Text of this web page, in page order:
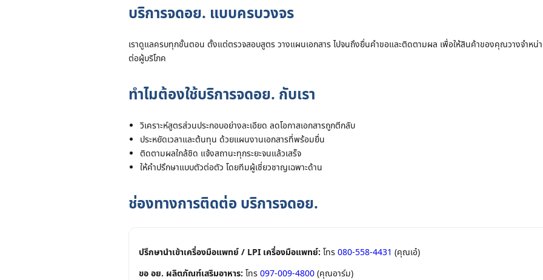
บริการจดอย. แบบครบวงจร
เราดูแลครบทุกขั้นตอน ตั้งแต่ตรวจสอบสูตร วางแผนเอกสาร ไปจนถึงยื่นคำขอและติดตามผล เพื่อให้สินค้าของคุณวางจำห
ต่อผู้บริโภค
ทำไมต้องใช้บริการจดอย. กับเรา
วิเคราะห์สูตรส่วนประกอบอย่างละเอียด ลดโอกาสเอกสารถูกตีกลับ
ประหยัดเวลาและต้นทุน ด้วยแผนงานเอกสารที่พร้อมยื่น
ติดตามผลใกล้ชิด แจ้งสถานะทุกระยะจนแล้วเสร็จ
ให้คำปรึกษาแบบตัวต่อตัว โดยทีมผู้เชี่ยวชาญเฉพาะด้าน
ช่องทางการติดต่อ บริการจดอย.
ปรึกษานำเข้าเครื่องมือแพทย์ / LPI เครื่องมือแพทย์: โทร 080-558-4431 (คุณเอ๋)
ขอ อย. ผลิตภัณฑ์เสริมอาหาร: โทร 097-009-4800 (คุณอาร์ม)